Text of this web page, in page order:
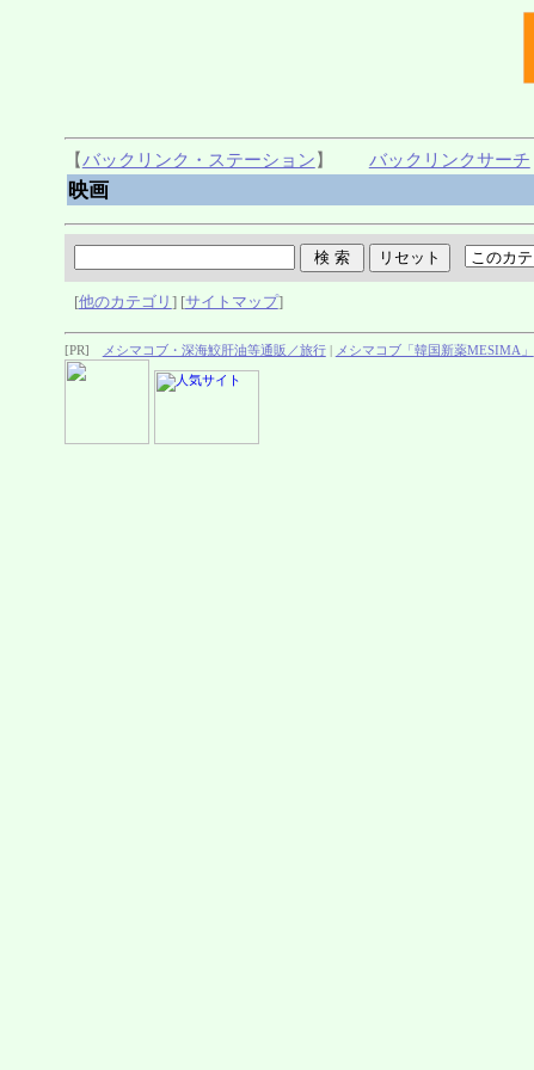
【バックリンク・ステーション 】 バックリンクサーチ
映画
[他のカテゴリ ] [サイトマップ]
[PR] メシマコブ・深海鮫肝油等通販／旅行| メシマコブ「韓国新薬MESIMA」